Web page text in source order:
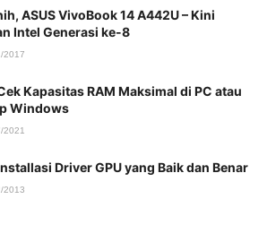
ASUS VivoBook 14 A442U – Kini
Intel Generasi ke-8
2017
Kapasitas RAM Maksimal di PC atau
Windows
2021
Driver GPU yang Baik dan Benar
2013